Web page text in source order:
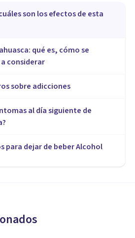
son los efectos de esta
qué es, cómo se
considerar
sobre adicciones
al día siguiente de
para dejar de beber Alcohol